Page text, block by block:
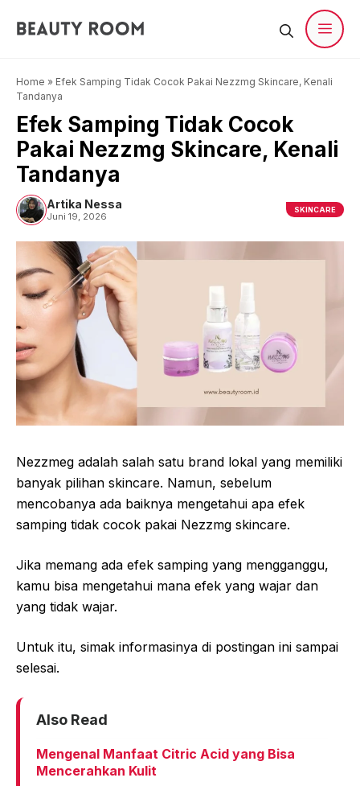
Home » Efek Samping Tidak Cocok Pakai Nezzmg Skincare, Kenali
Tandanya
Efek Samping Tidak Cocok
Pakai Nezzmg Skincare, Kenali
Tandanya
Artika Nessa
Juni 19, 2026
SKINCARE
Nezzmeg adalah salah satu brand lokal yang memiliki
banyak pilihan skincare. Namun, sebelum
mencobanya ada baiknya mengetahui apa efek
samping tidak cocok pakai Nezzmg skincare.
Jika memang ada efek samping yang mengganggu,
kamu bisa mengetahui mana efek yang wajar dan
yang tidak wajar.
Untuk itu, simak informasinya di postingan ini sampai
selesai.
Also Read
Mengenal Manfaat Citric Acid yang Bisa
Mencerahkan Kulit